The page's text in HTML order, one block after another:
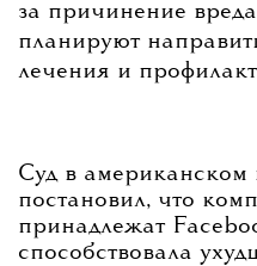
счастливыми, — все
в глубине души мы
преследуем
за причинение
планируют
лечения и
Суд в
постановил, что
принадлежат
способствовала